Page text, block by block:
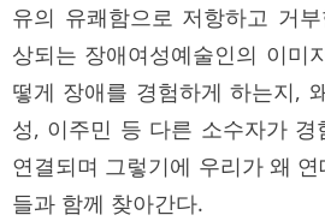
유의 유쾌함으로 저항하고 거
상되는 장애여성예술인의 이미
떻게 장애를 경험하게 하는지,
성, 이주민 등 다른 소수자가
연결되며 그렇기에 우리가 왜
들과 함께 찾아간다.